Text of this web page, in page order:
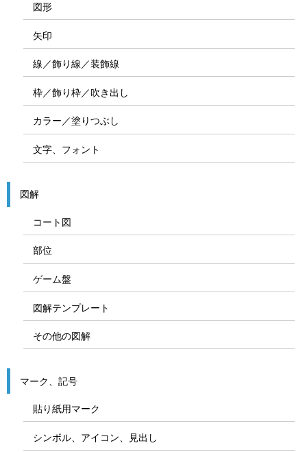
図形
矢印
線／飾り線／装飾線
枠／飾り枠／吹き出し
カラー／塗りつぶし
文字、フォント
図解
コート図
部位
ゲーム盤
図解テンプレート
その他の図解
マーク、記号
貼り紙用マーク
シンボル、アイコン、見出し